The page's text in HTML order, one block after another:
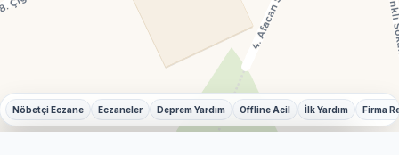
Nöbetçi Eczane Eczaneler Deprem Yardım Offline Acil İlk Yardım Firma